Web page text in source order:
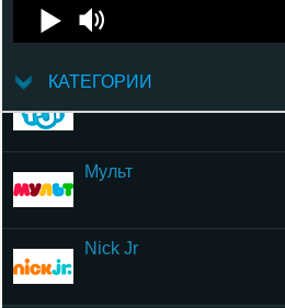
КАТЕГОРИИ
Ani
Мульт
Nick Jr